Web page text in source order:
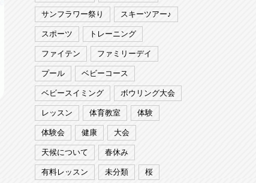
サンフラワー祭り スキーツアー♪
スポーツ トレーニング
ファイテン ファミリーデイ
プール ベビーコース
ベビースイミング ボウリング大会
レッスン 体育教室 体験
体験会 健康 大会
天候について 春休み
有料レッスン 未分類 桜